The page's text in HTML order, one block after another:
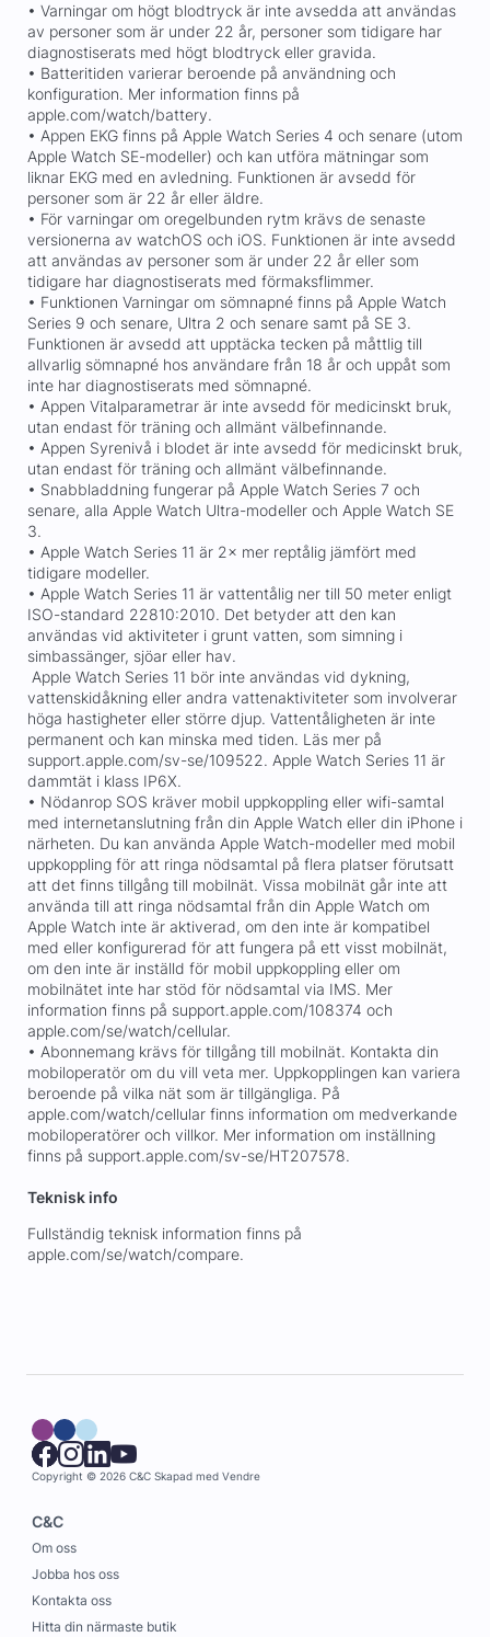
• Varningar om högt blodtryck är inte avsedda att användas
av personer som är under 22 år, personer som tidigare har
diagnostiserats med högt blodtryck eller gravida.
• Batteritiden varierar beroende på användning och
konfiguration. Mer information finns på
apple.com/watch/battery.
• Appen EKG finns på Apple Watch Series 4 och senare (utom
Apple Watch SE-modeller) och kan utföra mätningar som
liknar EKG med en avledning. Funktionen är avsedd för
personer som är 22 år eller äldre.
• För varningar om oregelbunden rytm krävs de senaste
versionerna av watchOS och iOS. Funktionen är inte avsedd
att användas av personer som är under 22 år eller som
tidigare har diagnostiserats med förmaksflimmer.
• Funktionen Varningar om sömnapné finns på Apple Watch
Series 9 och senare, Ultra 2 och senare samt på SE 3.
Funktionen är avsedd att upptäcka tecken på måttlig till
allvarlig sömnapné hos användare från 18 år och uppåt som
inte har diagnostiserats med sömnapné.
• Appen Vitalparametrar är inte avsedd för medicinskt bruk,
utan endast för träning och allmänt välbefinnande.
• Appen Syrenivå i blodet är inte avsedd för medicinskt bruk,
utan endast för träning och allmänt välbefinnande.
• Snabbladdning fungerar på Apple Watch Series 7 och
senare, alla Apple Watch Ultra-modeller och Apple Watch SE
3.
• Apple Watch Series 11 är 2× mer reptålig jämfört med
tidigare modeller.
• Apple Watch Series 11 är vattentålig ner till 50 meter enligt
ISO-standard 22810:2010. Det betyder att den kan
användas vid aktiviteter i grunt vatten, som simning i
simbassänger, sjöar eller hav.
Apple Watch Series 11 bör inte användas vid dykning,
vattenskidåkning eller andra vattenaktiviteter som involverar
höga hastigheter eller större djup. Vattentåligheten är inte
permanent och kan minska med tiden. Läs mer på
support.apple.com/sv-se/109522. Apple Watch Series 11 är
dammtät i klass IP6X.
• Nödanrop SOS kräver mobil uppkoppling eller wifi-samtal
med internetanslutning från din Apple Watch eller din iPhone i
närheten. Du kan använda Apple Watch-modeller med mobil
uppkoppling för att ringa nödsamtal på flera platser förutsatt
att det finns tillgång till mobilnät. Vissa mobilnät går inte att
använda till att ringa nödsamtal från din Apple Watch om
Apple Watch inte är aktiverad, om den inte är kompatibel
med eller konfigurerad för att fungera på ett visst mobilnät,
om den inte är inställd för mobil uppkoppling eller om
mobilnätet inte har stöd för nödsamtal via IMS. Mer
information finns på support.apple.com/108374 och
apple.com/se/watch/cellular.
• Abonnemang krävs för tillgång till mobilnät. Kontakta din
mobiloperatör om du vill veta mer. Uppkopplingen kan variera
beroende på vilka nät som är tillgängliga. På
apple.com/watch/cellular finns information om medverkande
mobiloperatörer och villkor. Mer information om inställning
finns på support.apple.com/sv-se/HT207578.
Teknisk info
Fullständig teknisk information finns på
apple.com/se/watch/compare.
Copyright © 2026 C&C Skapad med Vendre
C&C
Om oss
Jobba hos oss
Kontakta oss
Hitta din närmaste butik